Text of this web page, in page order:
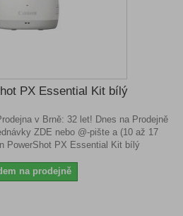
PX Essential Kit bílý
v Brně: 32 let! Dnes na Prodejně
ZDE nebo @-pište a (10 až 17
PowerShot PX Essential Kit bílý
na prodejně